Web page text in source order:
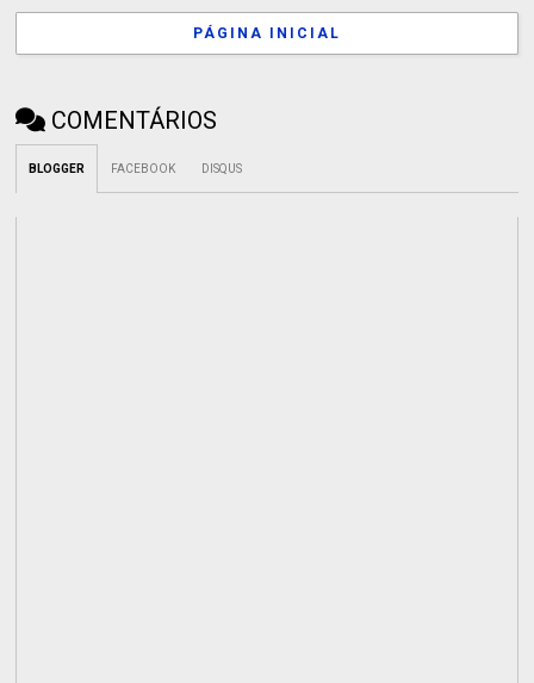
PÁGINA INICIAL
COMENTÁRIOS
BLOGGER FACEBOOK DISQUS